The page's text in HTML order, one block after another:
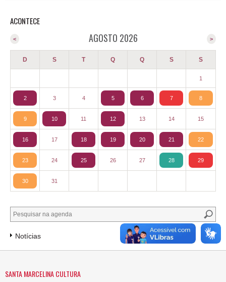
ACONTECE
AGOSTO 2026 >
<
D S T Q Q S S
1
2 3 4 5 6 7 8
9 10 11 12 13 14 15
16 17 18 19 20 21 22
23 24 25 26 27 28 29
30 31
Notícias
SANTA MARCELINA CULTURA